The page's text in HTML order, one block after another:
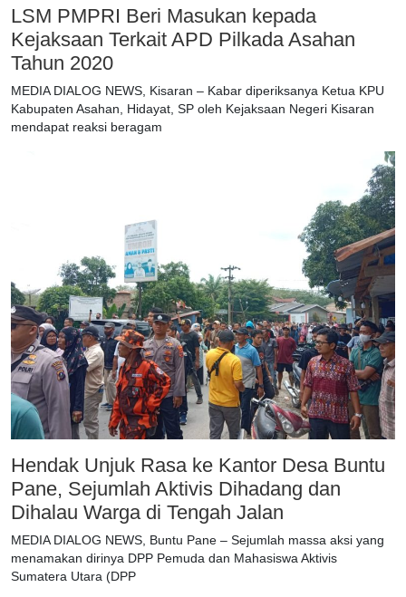
LSM PMPRI Beri Masukan kepada
Kejaksaan Terkait APD Pilkada Asahan
Tahun 2020
MEDIA DIALOG NEWS, Kisaran – Kabar diperiksanya Ketua KPU
Kabupaten Asahan, Hidayat, SP oleh Kejaksaan Negeri Kisaran
mendapat reaksi beragam
Hendak Unjuk Rasa ke Kantor Desa Buntu
Pane, Sejumlah Aktivis Dihadang dan
Dihalau Warga di Tengah Jalan
MEDIA DIALOG NEWS, Buntu Pane – Sejumlah massa aksi yang
menamakan dirinya DPP Pemuda dan Mahasiswa Aktivis
Sumatera Utara (DPP